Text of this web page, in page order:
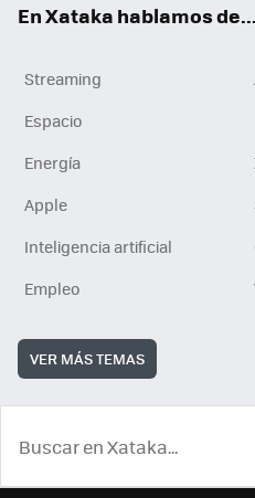
En Xataka hablamos de...
Streaming
Espacio
Energía
Apple
Inteligencia artificial
Empleo
VER MÁS TEMAS